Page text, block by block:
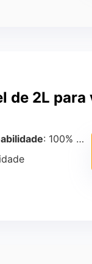
de 2L para
: 100% impermeável e resistente à água